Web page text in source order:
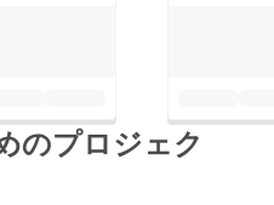
のプロジェク